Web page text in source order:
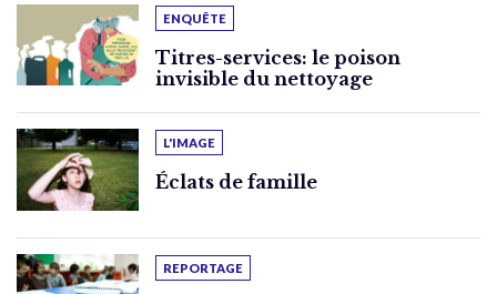
ENQUÊTE
Titres-services: le poison
invisible du nettoyage
L'IMAGE
Éclats de famille
REPORTAGE